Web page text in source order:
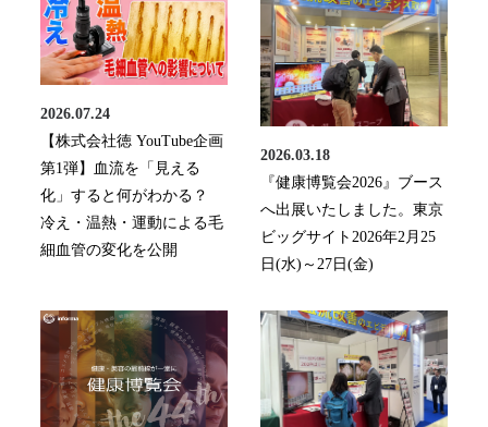
2026.07.24
【株式会社徳 YouTube企画
第1弾】血流を「見える
化」すると何がわかる？
冷え・温熱・運動による毛
細血管の変化を公開
2026.03.18
『健康博覧会2026』ブース
へ出展いたしました。東京
ビッグサイト2026年2月25
日(水)～27日(金)